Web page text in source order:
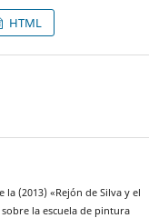
HTML
la (2013) «Rejón de Silva y el
la escuela de pintura